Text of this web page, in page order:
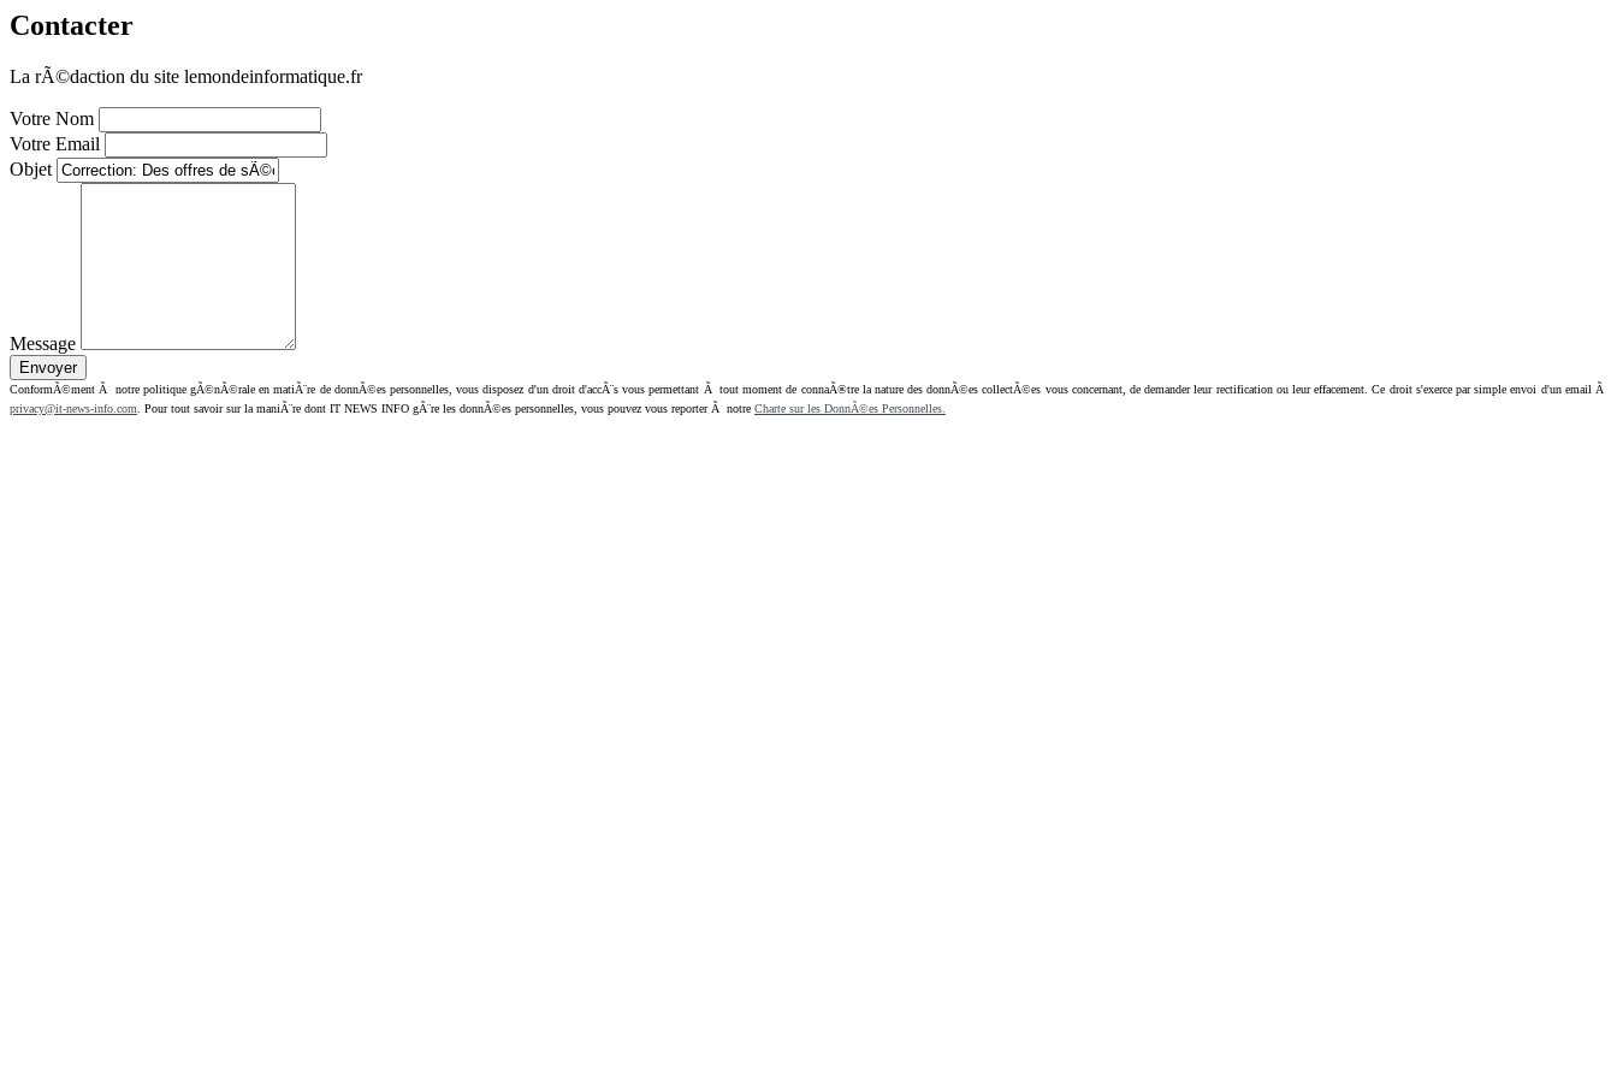
Contacter
La rÃ©daction du site lemondeinformatique.fr
Votre Nom
Votre Email
Objet
Message
ConformÃ©ment Ã notre politique gÃ©nÃ©rale en matiÃ¨re de donnÃ©es personnelles, vous disposez d'un droit d'accÃ¨s vous permettant Ã tout moment de connaÃ®tre la nature des donnÃ©es collectÃ©es vous concernant, de demander leur rectification ou leur effacement. Ce droit s'exerce par simple envoi d'un email Ã
privacy@it-news-info.com . Pour tout savoir sur la maniÃ¨re dont IT NEWS INFO gÃ¨re les donnÃ©es personnelles, vous pouvez vous reporter Ã notre Charte sur les DonnÃ©es Personnelles.